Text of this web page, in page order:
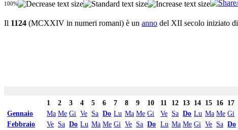
100%
Il 1124 (MCXXIV in numeri romani) è un anno del XII secolo iniziato di
1 2 3 4 5 6 7 8 9 10 11 12 13 14 15 16 17
Gennaio
Ma Me Gi Ve Sa Do Lu Ma Me Gi Ve Sa Do Lu Ma Me Gi
Febbraio
Ve Sa Do Lu Ma Me Gi Ve Sa Do Lu Ma Me Gi Ve Sa Do